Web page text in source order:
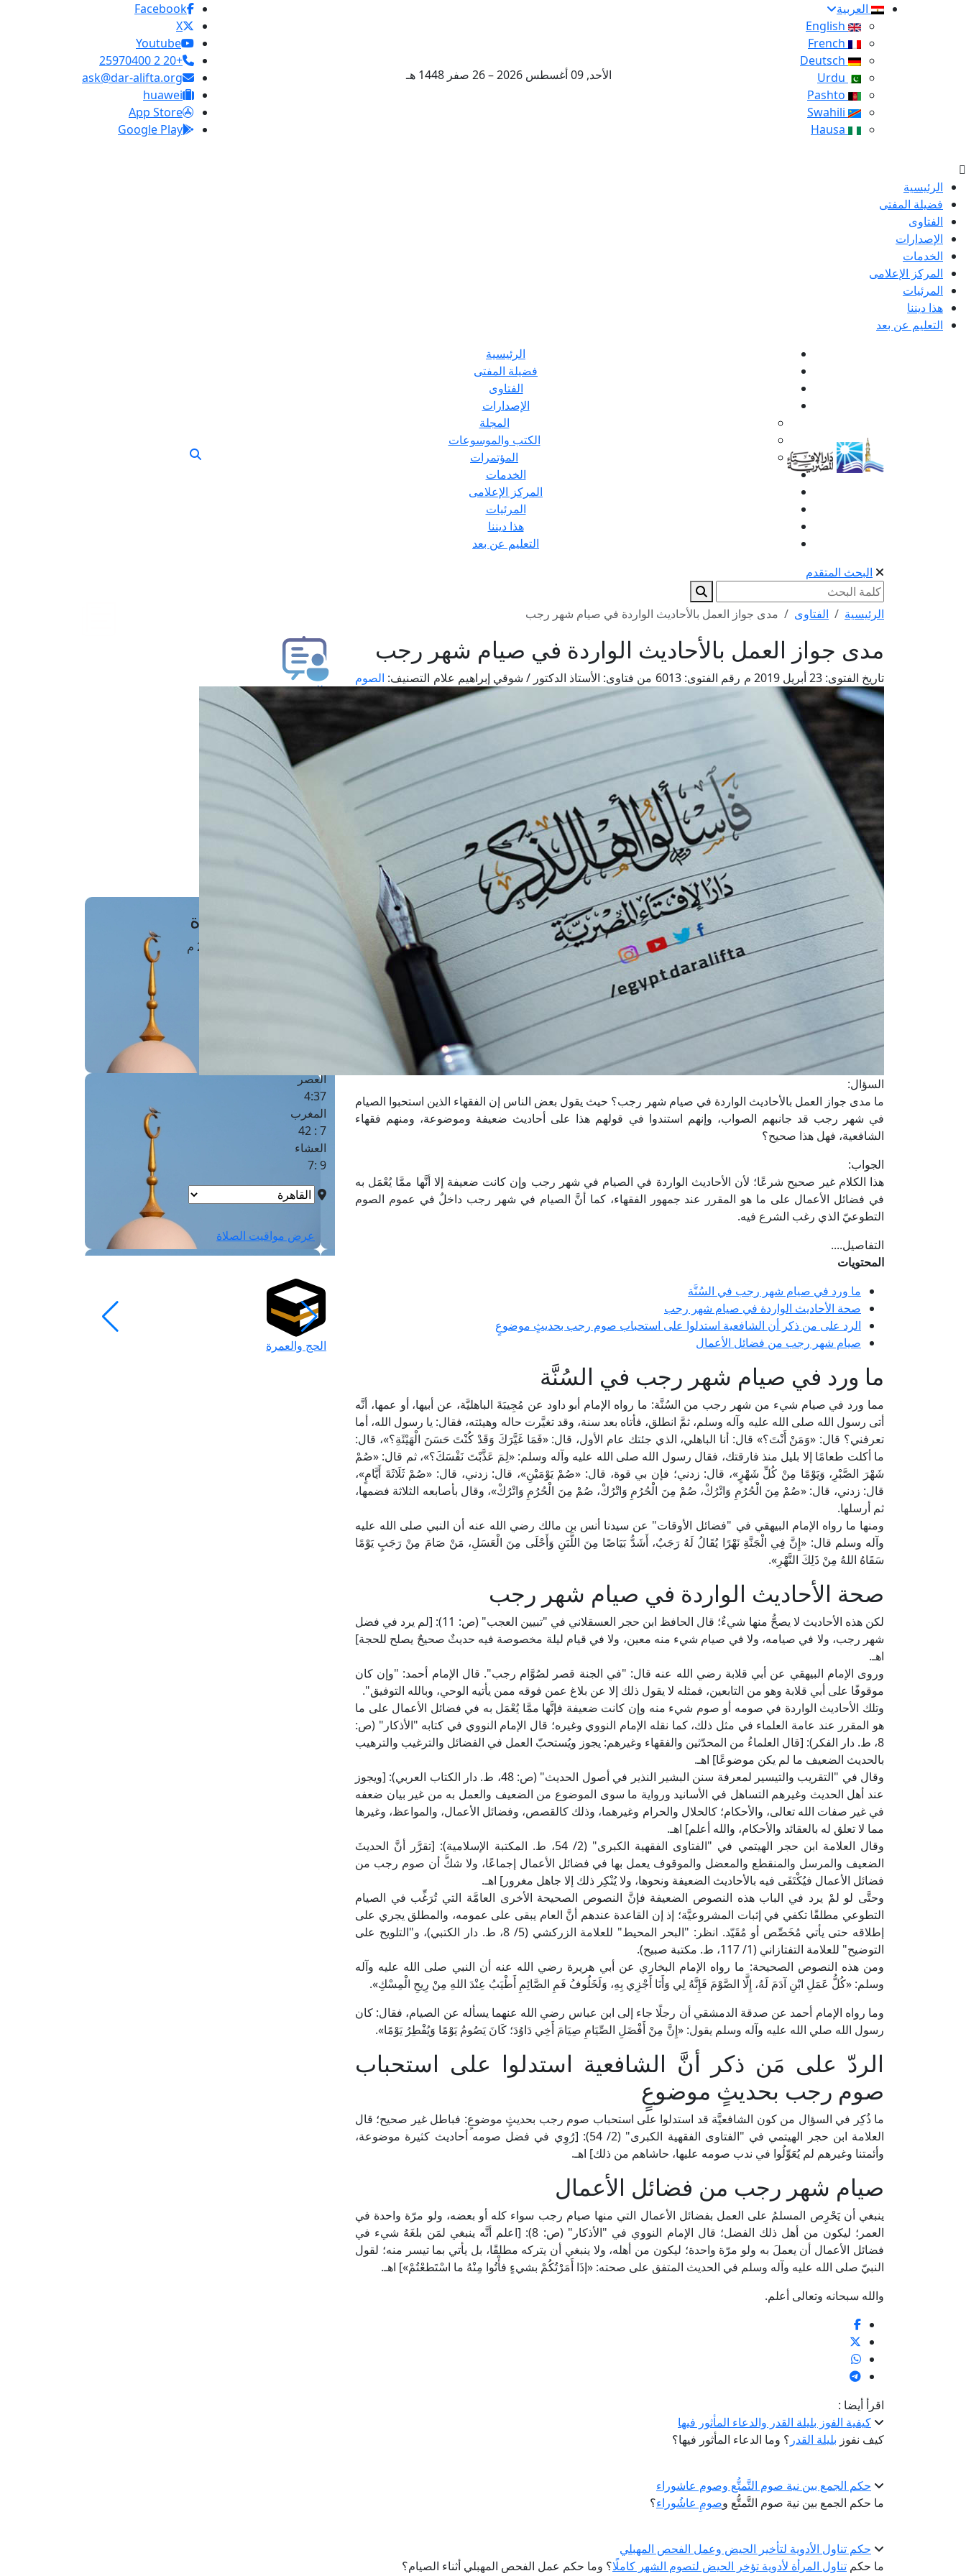
العربية
الأحد, 09 أغسطس 2026 – 26 صفر 1448 هـ
Facebook
X
Youtube
+20 2 25970400
ask@dar-alifta.org
huawei
App Store
Google Play
الرئيسية
فضيلة المفتى
الفتاوى
الإصدارات
الخدمات
المركز الإعلامى
المرئيات
هذا ديننا
التعليم عن بعد
الرئيسية
فضيلة المفتى
الفتاوى
الإصدارات
المجلة
الكتب والموسوعات
المؤتمرات
الخدمات
المركز الإعلامى
المرئيات
هذا ديننا
التعليم عن بعد
البحث المتقدم
الرئيسية الفتاوى مدى جواز العمل بالأحاديث الواردة في صيام شهر رجب
مدى جواز العمل بالأحاديث الواردة في صيام شهر رجب
تاريخ الفتوى: رقم الفتوى: من فتاوى: الأستاذ الدكتور / شوقي إبراهيم علام التصنيف: الصوم
السؤال:
ما مدى جواز العمل بالأحاديث الواردة في صيام شهر رجب؟ حيث يقول بعض الناس إن الفقهاء الذين استحبوا الصيام
في شهر رجب قد جانبهم الصواب، وإنهم استندوا في قولهم هذا على أحاديث ضعيفة وموضوعة، ومنهم فقهاء
الشافعية، فهل هذا صحيح؟
الجواب:
هذا الكلام غير صحيح شرعًا؛ لأن الأحاديث الواردة في الصيام في شهر رجب وإن كانت ضعيفة إلا أنَّها ممَّا يُعْمَل به
في فضائل الأعمال على ما هو المقرر عند جمهور الفقهاء، كما أنَّ الصيام في شهر رجب داخلٌ في عموم الصوم
التطوعيّ الذي رغب الشرع فيه.
التفاصيل....
المحتويات
ما ورد في صيام شهر رجب في السُنَّة
صحة الأحاديث الواردة في صيام شهر رجب
الرد على من ذكر أن الشافعية استدلوا على استحباب صوم رجب بحديثٍ موضوعٍ
صيام شهر رجب من فضائل الأعمال
ما ورد في صيام شهر رجب في السُنَّة
مما ورد في صيام شيء من شهر رجب من السُنَّة: ما رواه الإمام أبو داود عن مُجِيبَةَ الباهليَّة، عن أبيها، أو عمها، أنَّه
أتى رسول الله صلى الله عليه وآله وسلم، ثمَّ انطلق، فأتاه بعد سنة، وقد تغيَّرت حاله وهيئته، فقال: يا رسول الله، أما
تعرفني؟ قال: «وَمَنْ أَنْتَ؟» قال: أنا الباهلي، الذي جئتك عام الأول، قال: «فَمَا غَيَّرَكَ وَقَدْ كُنْتَ حَسَنَ الْهَيْئَةِ؟»، قال:
ما أكلت طعامًا إلا بليل منذ فارقتك، فقال رسول الله صلى الله عليه وآله وسلم: «لِمَ عَذَّبْتَ نَفْسَكَ؟»، ثم قال: «صُمْ
شَهْرَ الصَّبْرِ، وَيَوْمًا مِنْ كُلِّ شَهْرٍ»، قال: زدني؛ فإن بي قوة، قال: «صُمْ يَوْمَيْنِ»، قال: زدني، قال: «صُمْ ثَلَاثَةَ أَيَّامٍ»،
قال: زدني، قال: «صُمْ مِنَ الْحُرُمِ وَاتْرُكْ، صُمْ مِنَ الْحُرُمِ وَاتْرُكْ، صُمْ مِنَ الْحُرُمِ وَاتْرُكْ»، وقال بأصابعه الثلاثة فضمها،
ثم أرسلها.
ومنها ما رواه الإمام البيهقي في "فضائل الأوقات" عن سيدنا أنس بن مالك رضي الله عنه أن النبي صلى الله عليه
وآله وسلم قال: «إِنَّ فِي الْجَنَّةِ نَهْرًا يُقَالُ لَهُ رَجَبٌ، أَشَدُّ بَيَاضًا مِنَ اللَّبَنِ وَأَحْلَى مِنَ الْعَسَلِ، مَنْ صَامَ مِنْ رَجَبٍ يَوْمًا
سَقَاهُ اللهُ مِنْ ذَلِكَ النَّهْرِ».
صحة الأحاديث الواردة في صيام شهر رجب
لكن هذه الأحاديث لا يصحُّ منها شيءٌ؛ قال الحافظ ابن حجر العسقلاني في "تبيين العجب" (ص: 11): [لم يرد في فضل
شهر رجب، ولا في صيامه، ولا في صيام شيء منه معين، ولا في قيام ليلة مخصوصة فيه حديثٌ صحيحٌ يصلح للحجة]
اهـ.
وروى الإمام البيهقي عن أبي قلابة رضي الله عنه قال: "في الجنة قصر لصُوَّام رجب". قال الإمام أحمد: "وإن كان
موقوفًا على أبي قلابة وهو من التابعين، فمثله لا يقول ذلك إلا عن بلاغ عمن فوقه ممن يأتيه الوحي، وبالله التوفيق".
وتلك الأحاديث الواردة في صومه أو صوم شيء منه وإن كانت ضعيفة فإنَّها ممَّا يُعْمَل به في فضائل الأعمال على ما
هو المقرر عند عامة العلماء في مثل ذلك، كما نقله الإمام النووي وغيره؛ قال الإمام النووي في كتابه "الأذكار" (ص:
8، ط. دار الفكر): [قال العلماءُ من المحدّثين والفقهاء وغيرهم: يجوز ويُستحبّ العمل في الفضائل والترغيب والترهيب
بالحديث الضعيف ما لم يكن موضوعًا] اهـ.
وقال في "التقريب والتيسير لمعرفة سنن البشير النذير في أصول الحديث" (ص: 48، ط. دار الكتاب العربي): [ويجوز
عند أهل الحديث وغيرهم التساهل في الأسانيد ورواية ما سوى الموضوع من الضعيف والعمل به من غير بيان ضعفه
في غير صفات الله تعالى، والأحكام؛ كالحلال والحرام وغيرهما، وذلك كالقصص، وفضائل الأعمال، والمواعظ، وغيرها
مما لا تعلق له بالعقائد والأحكام، والله أعلم] اهـ.
وقال العلامة ابن حجر الهيتمي في "الفتاوى الفقهية الكبرى" (2/ 54، ط. المكتبة الإسلامية): [تقرَّر أنَّ الحديثَ
الضعيف والمرسل والمنقطع والمعضل والموقوف يعمل بها في فضائل الأعمال إجماعًا، ولا شكَّ أن صوم رجب من
فضائل الأعمال فيُكْتَفَى فيه بالأحاديث الضعيفة ونحوها، ولا يُنْكِر ذلك إلا جاهل مغرور] اهـ.
وحتَّى لو لمْ يرد في الباب هذه النصوص الضعيفة فإنَّ النصوص الصحيحة الأخرى العامَّة التي تُرَغِّب في الصيام
التطوعي مطلقًا تكفي في إثبات المشروعيَّة؛ إذ إن القاعدة عندهم أنَّ العام يبقى على عمومه، والمطلق يجري على
إطلاقه حتى يأتي مُخَصِّص أو مُقَيّد. انظر: "البحر المحيط" للعلامة الزركشي (5/ 8، ط. دار الكتبي)، و"التلويح على
التوضيح" للعلامة التفتازاني (1/ 117، ط. مكتبة صبيح).
ومن هذه النصوص الصحيحة: ما رواه الإمام البخاري عن أبي هريرة رضي الله عنه أن النبي صلى الله عليه وآله
وسلم: «كُلُّ عَمَلِ ابْنِ آدَمَ لَهُ، إِلَّا الصَّوْمَ فَإِنَّهُ لِي وَأَنَا أَجْزِي بِهِ، وَلَخَلُوفُ فَمِ الصَّائِمِ أَطْيَبُ عِنْدَ اللهِ مِنْ رِيحِ الْمِسْكِ».
وما رواه الإمام أحمد عن صدقة الدمشقي أن رجلًا جاء إلى ابن عباس رضي الله عنهما يسأله عن الصيام، فقال: كان
رسول الله صلي الله عليه وآله وسلم يقول: «إِنَّ مِنْ أَفْضَلِ الصِّيَامِ صِيَامَ أَخِي دَاوُدَ؛ كَانَ يَصُومُ يَوْمًا وَيُفْطِرُ يَوْمًا».
الردّ على مَن ذكر أنَّ الشافعية استدلوا على استحباب
صوم رجب بحديثٍ موضوعٍ
ما ذُكِر في السؤال من كون الشافعيَّة قد استدلوا على استحباب صوم رجب بحديثٍ موضوعٍ: فباطل غير صحيح؛ قال
العلامة ابن حجر الهيتمي في "الفتاوى الفقهية الكبرى" (2/ 54): [رُوِي في فضل صومه أحاديث كثيرة موضوعة،
وأئمتنا وغيرهم لم يُعَوِّلُوا في ندب صومه عليها، حاشاهم من ذلك] اهـ.
صيام شهر رجب من فضائل الأعمال
ينبغي أن يَحْرِص المسلمُ على العمل بفضائل الأعمال التي منها صيام رجب سواء كله أو بعضه، ولو مرّة واحدة في
العمر؛ ليكون من أهل ذلك الفضل؛ قال الإمام النووي في "الأذكار" (ص: 8): [اعلم أنَّه ينبغي لمَن بلغَهُ شيء في
فضائل الأعمال أن يعملَ به ولو مرّة واحدة؛ ليكون من أهله، ولا ينبغي أن يتركه مطلقًا، بل يأتي بما تيسر منه؛ لقول
النبيّ صلى الله عليه وآله وسلم في الحديث المتفق على صحته: «إذَا أَمَرْتُكُمْ بشيءٍ فأْتُوا مِنْهُ ما اسْتَطعْتُمْ»] اهـ.
والله سبحانه وتعالى أعلم.
اقرأ أيضا :
كيفية الفوز بليلة القدر والدعاء المأثور فيها
كيف نفوز بليلة القدر ؟ وما الدعاء المأثور فيها؟
حكم الجمع بين نية صوم التَّمتُّع وصوم عاشوراء
ما حكم الجمع بين نية صوم التَّمتُّع وصومِ عاشُوراء؟
حكم تناول الأدوية لتأخير الحيض وعمل الفحص المهبلي
ما حكم تناول المرأة لأدوية تؤخر الحيض لتصوم الشهر كاملًا؟ وما حكم عمل الفحص المهبلي أثناء الصيام؟
طلب فتوى
استعلام عن فتوى
حجز موعد
مَواقِيتُ الصَّـــلاة
العصر
4:37
المغرب
7 : 42
العشاء
9 :7
عرض مواقيت الصلاة
الحج والعمرة